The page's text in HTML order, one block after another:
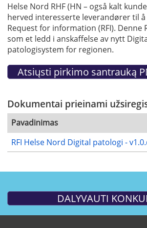
Helse Nord RHF (HN – også kalt
herved interesserte leverandører til
Request for information (RFI). Denne
som et ledd i anskaffelse av nytt
patologisystem for regionen.
Dokumentai prieinami
Pavadinimas
RFI Helse Nord Digital patologi -